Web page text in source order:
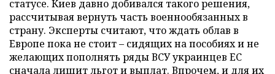
статусе. Киев давно добивался такого решения,
рассчитывая вернуть часть военнообязанных в
страну. Эксперты считают, что ждать облав в
Европе пока не стоит – сидящих на пособиях и не
желающих пополнять ряды ВСУ украинцев ЕС
сначала лишит льгот и выплат. Впрочем, и для их